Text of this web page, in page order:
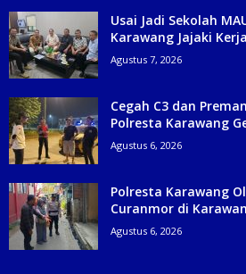
Usai Jadi Sekolah
Karawang Jajaki
Agustus 7, 2026
Cegah C3 dan
Polresta Karawang
Agustus 6, 2026
Polresta Karawang
Curanmor di
Agustus 6, 2026